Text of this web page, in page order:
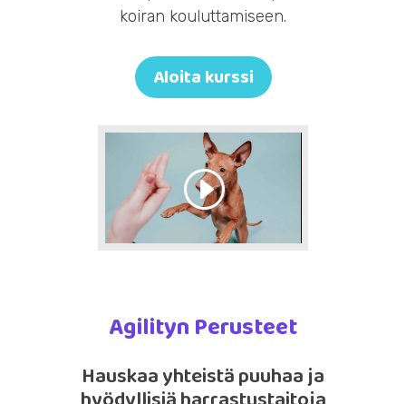
koiran kouluttamiseen.
Aloita kurssi
Agilityn Perusteet
Hauskaa yhteistä puuhaa ja